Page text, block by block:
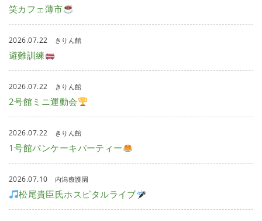
笑カフェ薄市
2026.07.22 きりん館
避難訓練
2026.07.22 きりん館
2号館ミニ運動会
2026.07.22 きりん館
1号館パンケーキパーティー
2026.07.10 内潟療護園
松尾貴臣氏ホスピタルライブ